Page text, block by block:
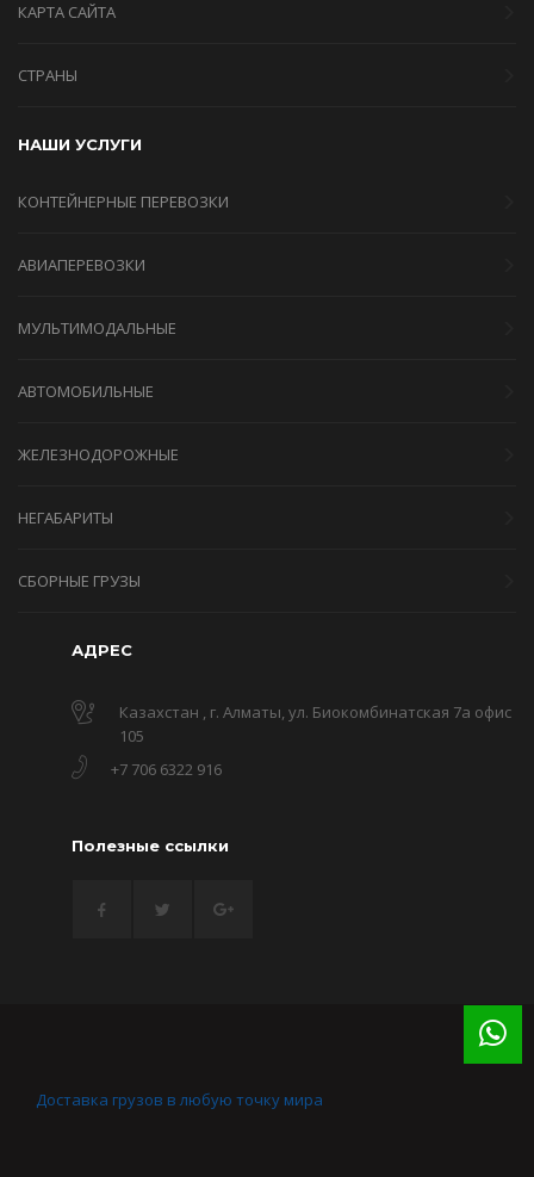
КАРТА САЙТА
СТРАНЫ
НАШИ УСЛУГИ
КОНТЕЙНЕРНЫЕ ПЕРЕВОЗКИ
АВИАПЕРЕВОЗКИ
МУЛЬТИМОДАЛЬНЫЕ
АВТОМОБИЛЬНЫЕ
ЖЕЛЕЗНОДОРОЖНЫЕ
НЕГАБАРИТЫ
СБОРНЫЕ ГРУЗЫ
АДРЕС
Казахстан , г. Алматы, ул. Биокомбинатская 7а офис
105
+7 706 6322 916
Полезные ссылки
Доставка грузов в любую точку мира